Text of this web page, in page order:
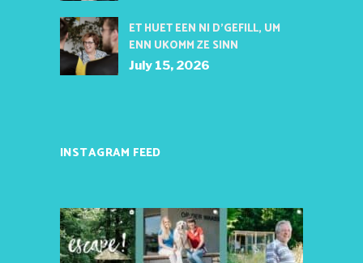
ET HUET EEN NI D’GEFILL, UM
ENN UKOMM ZE SINN
July 15, 2026
INSTAGRAM FEED